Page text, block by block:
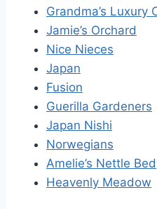
Grandma’s Luxury
Jamie’s Orchard
Nice Nieces
Japan
Fusion
Guerilla Gardeners
Japan Nishi
Norwegians
Amelie’s Nettle Bed
Heavenly Meadow